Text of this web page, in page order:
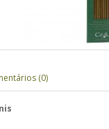
(0)